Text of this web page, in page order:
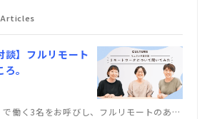
談】フルリモート
。
実際に「モニクル」で働く3名をお呼びし、フルリモートのあれやこれやを聞きました。